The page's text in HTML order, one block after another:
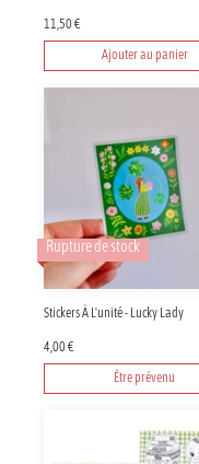
11,50€
Ajouter au panier
Rupture de stock
Stickers À L'unité - Lucky Lady
4,00€
Être prévenu